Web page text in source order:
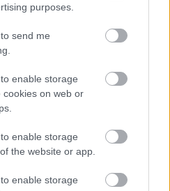
purposes.
send me
enable storage
cookies on web or
enable storage
the website or app.
enable storage
is lesz
október 10.